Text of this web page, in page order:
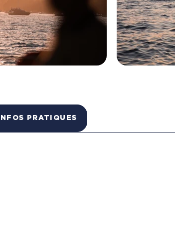
INFOS PRATIQUES